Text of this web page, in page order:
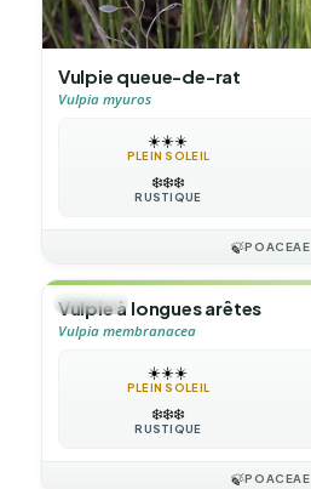
Vulpie queue-de-rat
Vulpia myuros
☀️☀️☀️
PLEIN SOLEIL
❄️❄️❄️
RUSTIQUE
🍃POACEAE
🌿HERBE
Vulpie à longues arêtes
Vulpia membranacea
☀️☀️☀️
PLEIN SOLEIL
❄️❄️❄️
RUSTIQUE
🍃POACEAE